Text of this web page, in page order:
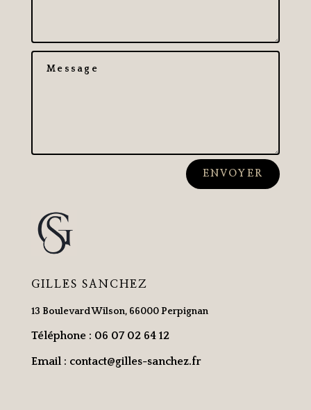
ENVOYER
GILLES SANCHEZ
13 Boulevard Wilson, 66000 Perpignan
Téléphone : 06 07 02 64 12
Email : contact@gilles-sanchez.fr